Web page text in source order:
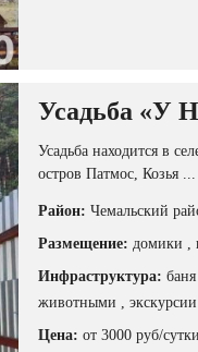
Усадьба «У
Усадьба находится в
остров Патмос, Козья ...
Район: Чемальский
Размещение: домики ,
Инфраструктура: баня
животными , экскурсии
Цена: от 3000 руб/сутки